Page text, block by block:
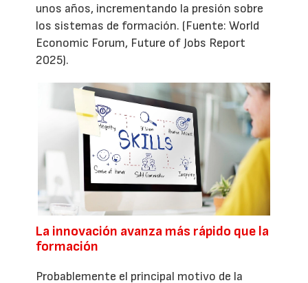
unos años, incrementando la presión sobre
los sistemas de formación. (Fuente: World
Economic Forum, Future of Jobs Report
2025).
La innovación avanza más rápido que la
formación
Probablemente el principal motivo de la